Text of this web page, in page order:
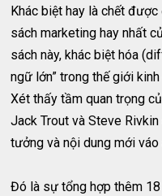
Khác biệt hay là chết
sách marketing hay nhất
sách này, khác biệt hóa
ngữ lớn” trong thế giới kinh
Xét thấy tầm quan trọng
Jack Trout và Steve
tưởng và nội dung mới váo
Đó là sự tổng hợp thêm